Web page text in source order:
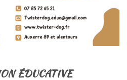
ÉDUCATIVE